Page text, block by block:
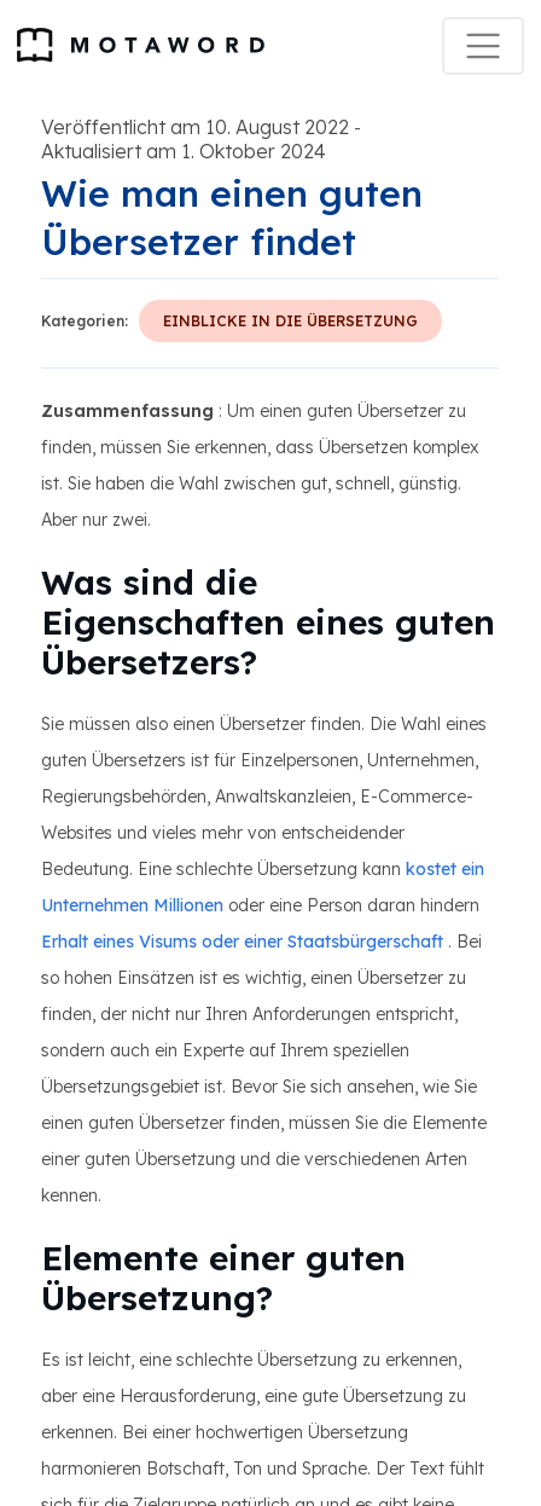
Veröffentlicht am 10. August 2022 -
Aktualisiert am 1. Oktober 2024
Wie man einen guten
Übersetzer findet
Kategorien: EINBLICKE IN DIE ÜBERSETZUNG
Zusammenfassung : Um einen guten Übersetzer zu
finden, müssen Sie erkennen, dass Übersetzen komplex
ist. Sie haben die Wahl zwischen gut, schnell, günstig.
Aber nur zwei.
Was sind die
Eigenschaften eines guten
Übersetzers?
Sie müssen also einen Übersetzer finden. Die Wahl eines
guten Übersetzers ist für Einzelpersonen, Unternehmen,
Regierungsbehörden, Anwaltskanzleien, E-Commerce-
Websites und vieles mehr von entscheidender
Bedeutung. Eine schlechte Übersetzung kann kostet ein
Unternehmen Millionen oder eine Person daran hindern
Erhalt eines Visums oder einer Staatsbürgerschaft . Bei
so hohen Einsätzen ist es wichtig, einen Übersetzer zu
finden, der nicht nur Ihren Anforderungen entspricht,
sondern auch ein Experte auf Ihrem speziellen
Übersetzungsgebiet ist. Bevor Sie sich ansehen, wie Sie
einen guten Übersetzer finden, müssen Sie die Elemente
einer guten Übersetzung und die verschiedenen Arten
kennen.
Elemente einer guten
Übersetzung?
Es ist leicht, eine schlechte Übersetzung zu erkennen,
aber eine Herausforderung, eine gute Übersetzung zu
erkennen. Bei einer hochwertigen Übersetzung
harmonieren Botschaft, Ton und Sprache. Der Text fühlt